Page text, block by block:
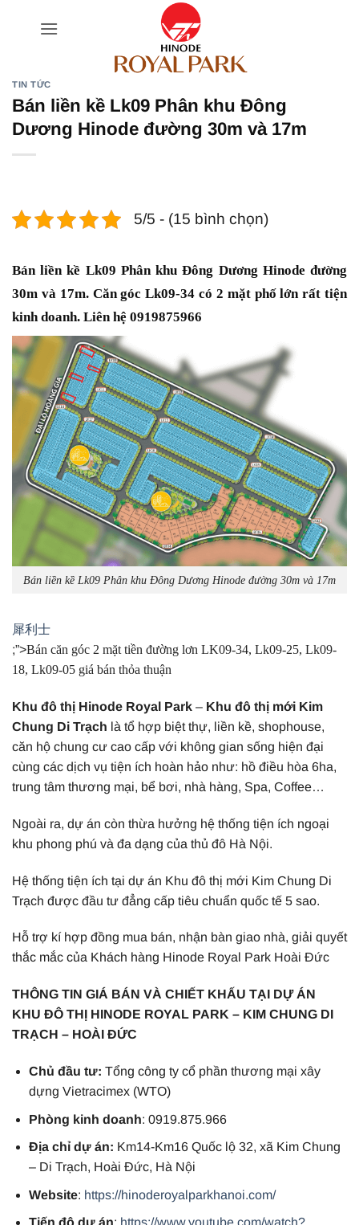
TIN TỨC
Bán liền kề Lk09 Phân khu Đông
Dương Hinode đường 30m và 17m
5/5 - (15 bình chọn)
Bán liền kề Lk09 Phân khu Đông Dương Hinode đường
30m và 17m. Căn góc Lk09-34 có 2 mặt phố lớn rất tiện
kinh doanh. Liên hệ 0919875966
Bán liền kề Lk09 Phân khu Đông Dương Hinode đường 30m và 17m
犀利士
;”>Bán căn góc 2 mặt tiền đường lơn LK09-34, Lk09-25, Lk09-
18, Lk09-05 giá bán thỏa thuận
Khu đô thị Hinode Royal Park – Khu đô thị mới Kim
Chung Di Trạch là tổ hợp biệt thự, liền kề, shophouse,
căn hộ chung cư cao cấp với không gian sống hiện đại
cùng các dịch vụ tiện ích hoàn hảo như: hồ điều hòa 6ha,
trung tâm thương mại, bể bơi, nhà hàng, Spa, Coffee…
Ngoài ra, dự án còn thừa hưởng hệ thống tiện ích ngoại
khu phong phú và đa dạng của thủ đô Hà Nội.
Hệ thống tiện ích tại dự án Khu đô thị mới Kim Chung Di
Trạch được đầu tư đẳng cấp tiêu chuẩn quốc tế 5 sao.
Hỗ trợ kí hợp đồng mua bán, nhận bàn giao nhà, giải quyết
thắc mắc của Khách hàng Hinode Royal Park Hoài Đức
THÔNG TIN GIÁ BÁN VÀ CHIẾT KHẤU TẠI DỰ ÁN
KHU ĐÔ THỊ HINODE ROYAL PARK – KIM CHUNG DI
TRẠCH – HOÀI ĐỨC
Chủ đầu tư: Tổng công ty cổ phần thương mại xây
dựng Vietracimex (WTO)
Phòng kinh doanh: 0919.875.966
Địa chỉ dự án: Km14-Km16 Quốc lộ 32, xã Kim Chung
– Di Trạch, Hoài Đức, Hà Nội
Website: https://hinoderoyalparkhanoi.com/